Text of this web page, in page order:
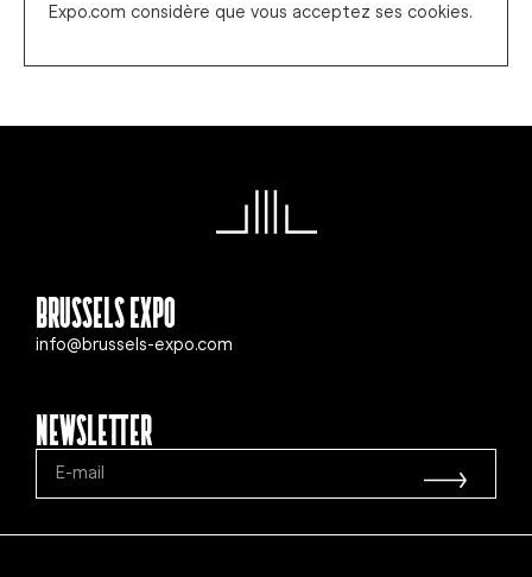
Expo.com considère que vous acceptez ses cookies.
Brussels Expo
info@brussels-expo.com
Newsletter